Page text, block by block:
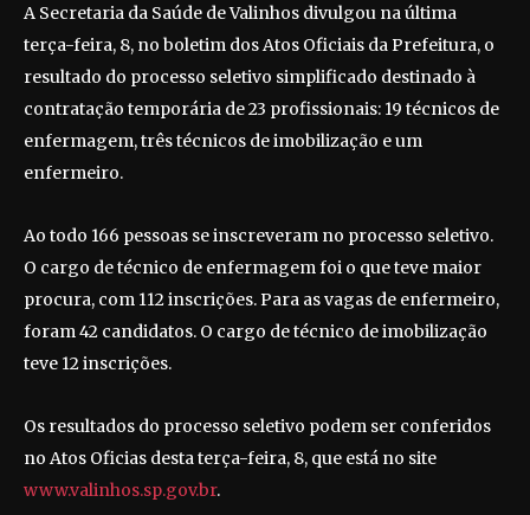
A Secretaria da Saúde de Valinhos divulgou na última
terça-feira, 8, no boletim dos Atos Oficiais da Prefeitura, o
resultado do processo seletivo simplificado destinado à
contratação temporária de 23 profissionais: 19 técnicos de
enfermagem, três técnicos de imobilização e um
enfermeiro.
Ao todo 166 pessoas se inscreveram no processo seletivo.
O cargo de técnico de enfermagem foi o que teve maior
procura, com 112 inscrições. Para as vagas de enfermeiro,
foram 42 candidatos. O cargo de técnico de imobilização
teve 12 inscrições.
Os resultados do processo seletivo podem ser conferidos
no Atos Oficias desta terça-feira, 8, que está no site
www.valinhos.sp.gov.br.